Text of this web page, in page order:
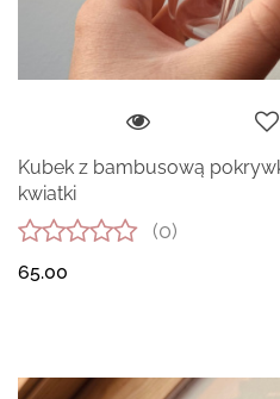
Kubek z bambusową
kwiatki
(0)
65.00